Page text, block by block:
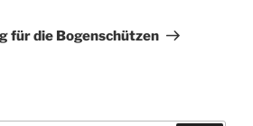
für die Bogenschützen